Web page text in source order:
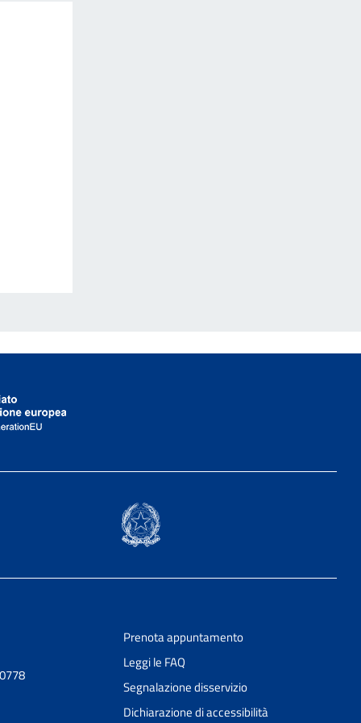
Prenota appuntamento
Leggi le FAQ
Segnalazione disservizio
Dichiarazione di accessibilità